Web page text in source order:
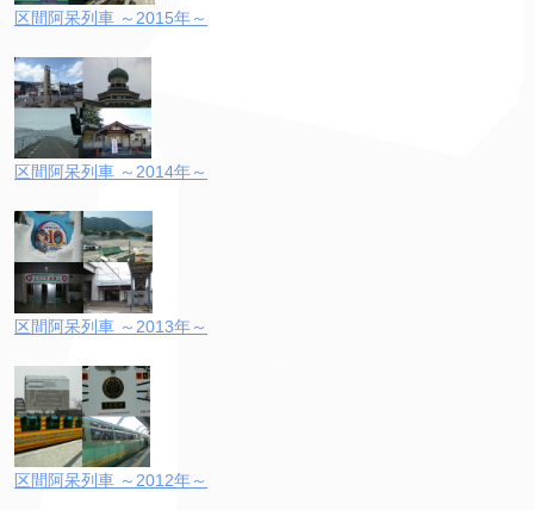
区間阿呆列車 ～2015年～
区間阿呆列車 ～2014年～
区間阿呆列車 ～2013年～
区間阿呆列車 ～2012年～